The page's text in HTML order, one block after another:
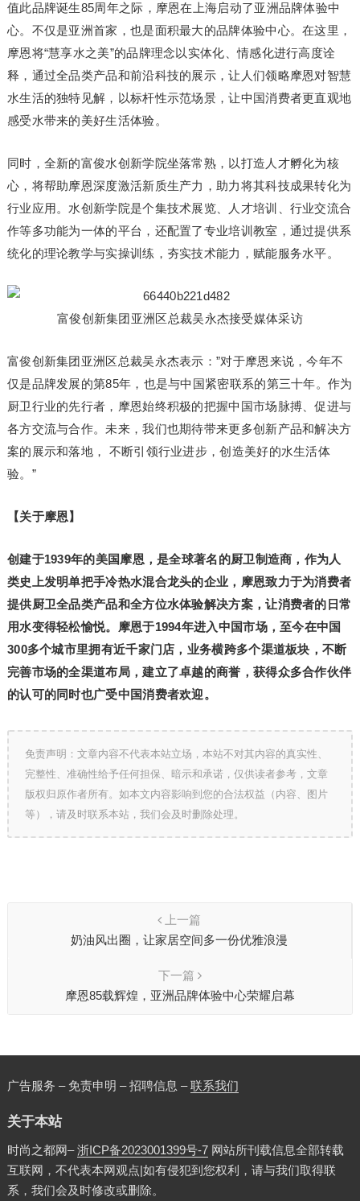
值此品牌诞生85周年之际，摩恩在上海启动了亚洲品牌体验中
心。不仅是亚洲首家，也是面积最大的品牌体验中心。在这里，
摩恩将“慧享水之美”的品牌理念以实体化、情感化进行高度诠
释，通过全品类产品和前沿科技的展示，让人们领略摩恩对智慧
水生活的独特见解，以标杆性示范场景，让中国消费者更直观地
感受水带来的美好生活体验。
同时，全新的富俊水创新学院坐落常熟，以打造人才孵化为核
心，将帮助摩恩深度激活新质生产力，助力将其科技成果转化为
行业应用。水创新学院是个集技术展览、人才培训、行业交流合
作等多功能为一体的平台，还配置了专业培训教室，通过提供系
统化的理论教学与实操训练，夯实技术能力，赋能服务水平。
富俊创新集团亚洲区总裁吴永杰接受媒体采访
富俊创新集团亚洲区总裁吴永杰表示：”对于摩恩来说，今年不
仅是品牌发展的第85年，也是与中国紧密联系的第三十年。作为
厨卫行业的先行者，摩恩始终积极的把握中国市场脉搏、促进与
各方交流与合作。未来，我们也期待带来更多创新产品和解决方
案的展示和落地， 不断引领行业进步，创造美好的水生活体
验。”
【关于摩恩】
创建于1939年的美国摩恩，是全球著名的厨卫制造商，作为人
类史上发明单把手冷热水混合龙头的企业，摩恩致力于为消费者
提供厨卫全品类产品和全方位水体验解决方案，让消费者的日常
用水变得轻松愉悦。摩恩于1994年进入中国市场，至今在中国
300多个城市里拥有近千家门店，业务横跨多个渠道板块，不断
完善市场的全渠道布局，建立了卓越的商誉，获得众多合作伙伴
的认可的同时也广受中国消费者欢迎。
免责声明：文章内容不代表本站立场，本站不对其内容的真实性、
完整性、准确性给予任何担保、暗示和承诺，仅供读者参考，文章
版权归原作者所有。如本文内容影响到您的合法权益（内容、图片
等），请及时联系本站，我们会及时删除处理。
上一篇
奶油风出圈，让家居空间多一份优雅浪漫
下一篇
摩恩85载辉煌，亚洲品牌体验中心荣耀启幕
广告服务 – 免责申明 – 招聘信息 –联系我们
关于本站
时尚之都网–浙ICP备2023001399号-7网站所刊载信息全部转载
互联网，不代表本网观点|如有侵犯到您权利，请与我们取得联
系，我们会及时修改或删除。